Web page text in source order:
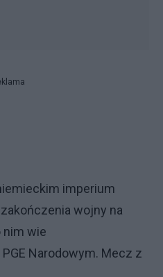
imperium
wojny na
nim wie
Narodowym. Mecz z